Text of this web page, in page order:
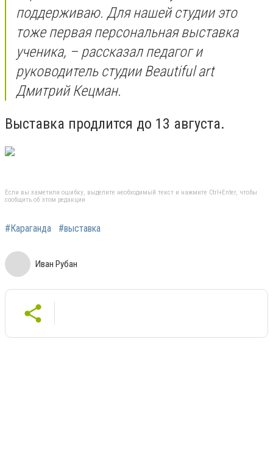
поддерживаю. Для нашей студии это
тоже первая персональная выставка
ученика, – рассказал педагог и
руководитель студии Beautiful art
Дмитрий Кецман.
Выставка продлится до 13 августа.
Если вы заметили ошибку, выделите необходимый текст и нажмите Ctrl+Enter, чтобы
сообщить об этом редакции
#Караганда #выставка
Иван Рубан